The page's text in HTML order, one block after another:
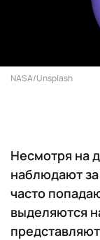
NASA/Unsplash
Несмотря на
наблюдают
часто
выделяются